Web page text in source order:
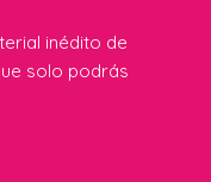
inédito de
solo podrás